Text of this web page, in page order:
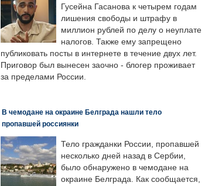
Гусейна Гасанова к четырем годам
лишения свободы и штрафу в
миллион рублей по делу о неуплате
налогов. Также ему запрещено
публиковать посты в интернете в течение двух лет.
Приговор был вынесен заочно - блогер проживает
за пределами России.
В чемодане на окраине Белграда нашли тело
пропавшей россиянки
Тело гражданки России, пропавшей
несколько дней назад в Сербии,
было обнаружено в чемодане на
окраине Белграда. Как сообщается,